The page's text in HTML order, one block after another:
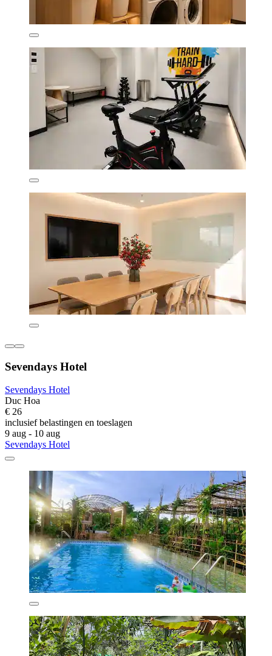
Sevendays Hotel
Sevendays Hotel
Duc Hoa
€ 26
inclusief belastingen en toeslagen
9 aug - 10 aug
Sevendays Hotel